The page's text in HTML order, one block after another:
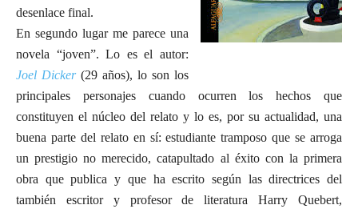
desenlace final.
En segundo lugar me parece una
novela “joven”. Lo es el autor:
Joel Dicker(29 años), lo son los
principales personajes cuando ocurren los hechos que
constituyen el núcleo del relato y lo es, por su actualidad, una
buena parte del relato en sí: estudiante tramposo que se arroga
un prestigio no merecido, catapultado al éxito con la primera
obra que publica y que ha escrito según las directrices del
también escritor y profesor de literatura Harry Quebert,